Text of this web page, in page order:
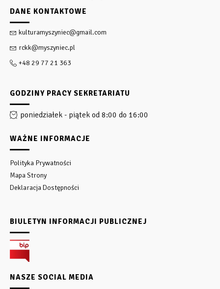
DANE KONTAKTOWE
kulturamyszyniec@gmail.com
rckk@myszyniec.pl
+48 29 77 21 363
GODZINY PRACY SEKRETARIATU
poniedziałek - piątek od 8:00 do 16:00
WAŻNE INFORMACJE
Polityka Prywatności
Mapa Strony
Deklaracja Dostępności
BIULETYN INFORMACJI PUBLICZNEJ
NASZE SOCIAL MEDIA